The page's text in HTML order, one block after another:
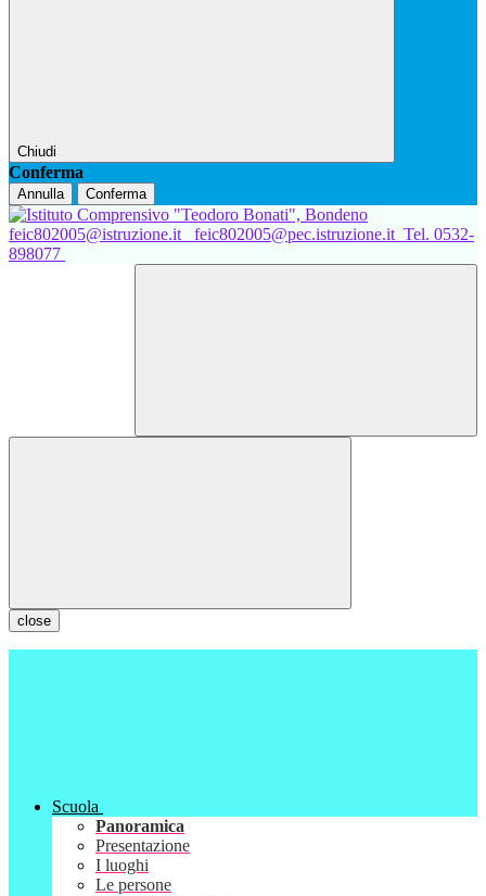
Chiudi
Conferma
Annulla Conferma
feic802005@istruzione.it feic802005@pec.istruzione.it Tel. 0532-
898077
close
Scuola
Panoramica
Presentazione
I luoghi
Le persone